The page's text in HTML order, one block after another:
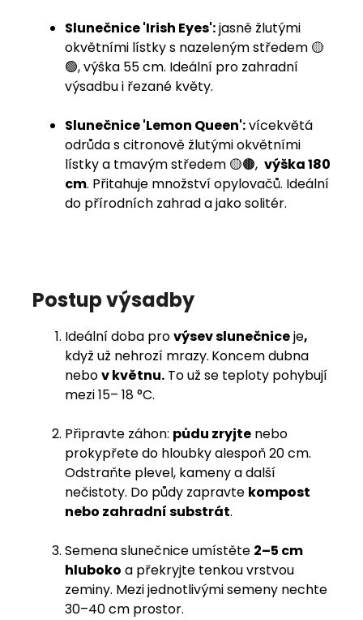
Slunečnice 'Irish Eyes':jasně žlutými
okvětními lístky s nazeleným středem 🟡
🟢, výška 55 cm. Ideální pro zahradní
výsadbu i řezané květy.
Slunečnice 'Lemon Queen':vícekvětá
odrůda s citronově žlutými okvětními
lístky a tmavým středem 🟡🟤, výška 180
cm. Přitahuje množství opylovačů. Ideální
do přírodních zahrad a jako solitér.
Postup výsadby
Ideální doba provýsev slunečniceje,
když už nehrozí mrazy. Koncem dubna
nebov květnu. To už se teploty pohybují
mezi 15– 18 °C.
Připravte záhon: půdu zryjte nebo
prokypřete do hloubky alespoň 20 cm.
Odstraňte plevel, kameny a další
nečistoty. Do půdy zapravte kompost
nebo zahradní substrát.
Semena slunečnice umístěte 2–5 cm
hluboko a překryjte tenkou vrstvou
zeminy. Mezi jednotlivými semeny nechte
30–40 cm prostor.